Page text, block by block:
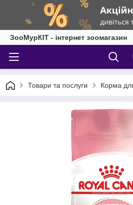
ЗооМурКІТ - інтернет зоомагазин
Товари та послуги Корма